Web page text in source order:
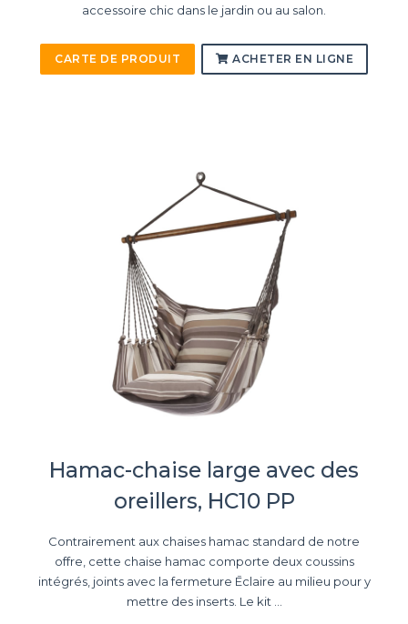
accessoire chic dans le jardin ou au salon.
CARTE DE PRODUIT ACHETER EN LIGNE
Hamac-chaise large avec des
oreillers, HC10 PP
Contrairement aux chaises hamac standard de notre
offre, cette chaise hamac comporte deux coussins
intégrés, joints avec la fermeture Ēclaire au milieu pour y
mettre des inserts. Le kit ...